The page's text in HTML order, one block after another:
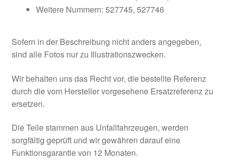
Weitere Nummern: 527745, 527746
Sofern in der Beschreibung nicht anders angegeben,
sind alle Fotos nur zu Illustrationszwecken.
Wir behalten uns das Recht vor, die bestellte Referenz
durch die vom Hersteller vorgesehene Ersatzreferenz zu
ersetzen.
Die Teile stammen aus Unfallfahrzeugen, werden
sorgfältig geprüft und wir gewähren darauf eine
Funktionsgarantie von 12 Monaten.